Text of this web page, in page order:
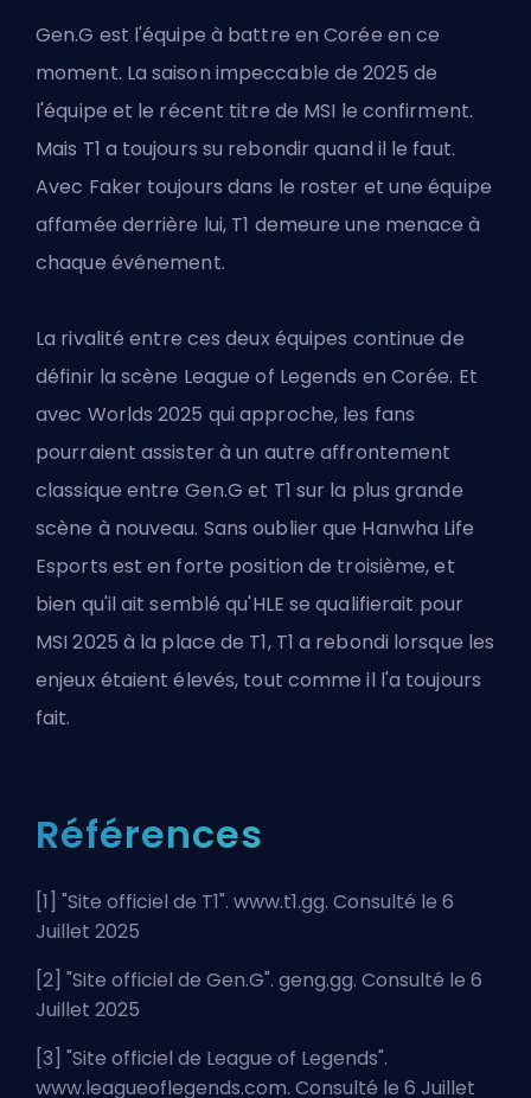
Gen.G est l'équipe à battre en Corée en ce
moment. La saison impeccable de 2025 de
l'équipe et le récent titre de MSI le confirment.
Mais T1 a toujours su rebondir quand il le faut.
Avec Faker toujours dans le roster et une équipe
affamée derrière lui, T1 demeure une menace à
chaque événement.
La rivalité entre ces deux équipes continue de
définir la scène League of Legends en Corée. Et
avec Worlds 2025 qui approche, les fans
pourraient assister à un autre affrontement
classique entre Gen.G et T1 sur la plus grande
scène à nouveau. Sans oublier que Hanwha Life
Esports est en forte position de troisième, et
bien qu'il ait semblé qu'HLE se qualifierait pour
MSI 2025 à la place de T1, T1 a rebondi lorsque les
enjeux étaient élevés, tout comme il l'a toujours
fait.
Références
[1] "Site officiel de T1". www.t1.gg. Consulté le 6
Juillet 2025
[2] "Site officiel de Gen.G". geng.gg. Consulté le 6
Juillet 2025
[3] "Site officiel de League of Legends".
www.leagueoflegends.com. Consulté le 6 Juillet